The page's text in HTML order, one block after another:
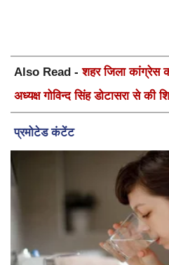
Also Read -शहर जिला कांग्रेस
अध्यक्ष गोविन्द सिंह डोटासरा से की